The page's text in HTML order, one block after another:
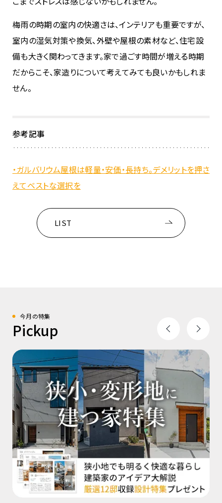
梅雨の時期の室内の快適さは、インテリアも重要ですが、
室内の湿気対策や換気、外壁や屋根の素材など、住宅設
備も大きく関わってきます。家で過ごす時間が増える時期
だからこそ、家造りについて考えてみても良いかもしれま
せん。
参考記事
・ガルバリウム屋根は軽量・安価・長持ち。デメリットを押さ
えてベストな選択を
LIST
今月の特集
Pickup